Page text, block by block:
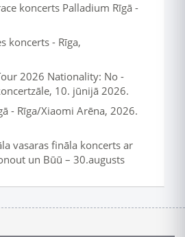
koncerts Palladium Rīgā -
koncerts - Rīga,
2026 Nationality: No -
10. jūnijā 2026.
- Rīga/Xiaomi Arēna, 2026.
vasaras fināla koncerts ar
un Būū – 30.augusts